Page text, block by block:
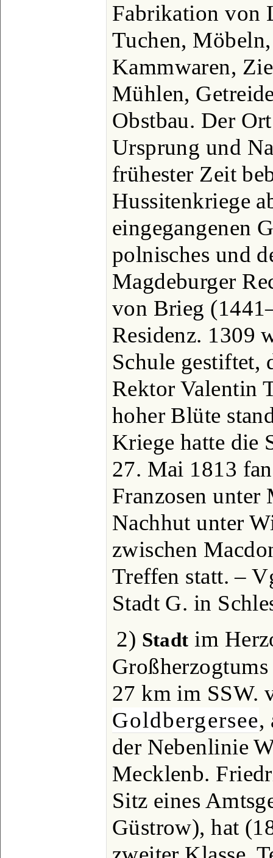
Fabrikation von
Tuchen,
Kammwaren,
Mühlen,
Obstbau. Der
Ursprung und
frühester Zeit
Hussitenkriege
eingegangenen
polnisches und
Magdeburger
von Brieg
Residenz. 1309
Schule gestiftet,
Rektor Valentin
hoher Blüte
Kriege hatte die
27. Mai 1813
Franzosen unter
Nachhut unter
zwischen
Treffen statt. –
Stadt G. in
2) Stadt im
27 km im SSW.
Goldbergersee,
der Nebenlinie
Mecklenb.
Sitz eines
Güstrow), hat